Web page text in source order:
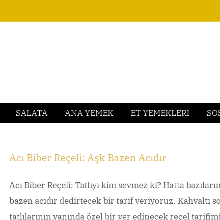
SALATA ANA YEMEK ET YEMEKLERİ
Acı Biber Reçeli: Aşk Bazen Acıdır
Acı Biber Reçeli: Tatlıyı kim sevmez ki? Hatta
bazen acıdır dedirtecek bir tarif veriyoruz. Kahvaltı
tatlılarının yanında özel bir yer edinecek reçel